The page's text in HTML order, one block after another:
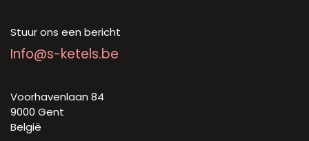
Stuur ons een bericht
Info@s-ketels.be
Voorhavenlaan 84
9000 Gent
België